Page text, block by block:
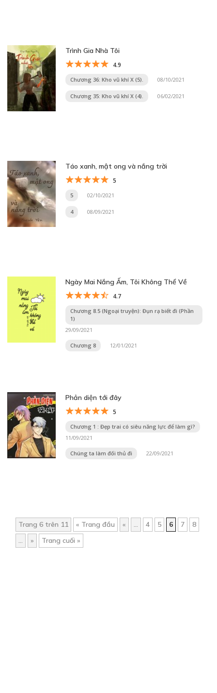
Trình Gia Nhà Tôi
4.9
Chương 36: Kho vũ khí X (5). 08/10/2021
Chương 35: Kho vũ khí X (4). 06/02/2021
Táo xanh, mật ong và nắng trời
5
5 02/10/2021
4 08/09/2021
Ngày Mai Nắng Ấm, Tôi Không Thể Về
4.7
Chương 8.5 (Ngoại truyện): Đụn rạ biết đi (Phần
1)
29/09/2021
Chương 8 12/01/2021
Phản diện tới đây
5
Chương 1 : Đẹp trai có siêu năng lực để làm gì?
11/09/2021
Chúng ta làm đối thủ đi 22/09/2021
Trang 6 trên 11 « Trang đầu « ... 4 5 6 7
8
...
» Trang cuối »